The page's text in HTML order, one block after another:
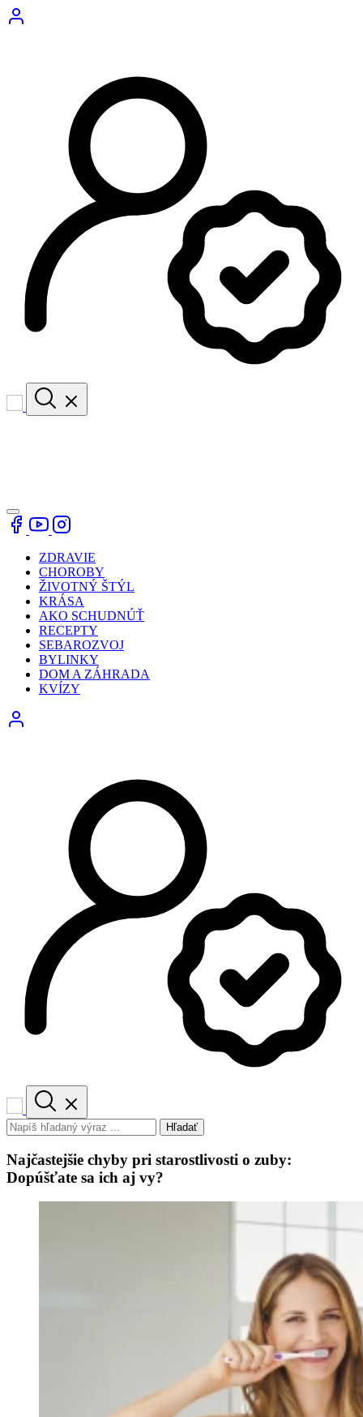
ZDRAVIE
CHOROBY
ŽIVOTNÝ ŠTÝL
KRÁSA
AKO SCHUDNÚŤ
RECEPTY
SEBAROZVOJ
BYLINKY
DOM A ZÁHRADA
KVÍZY
Hľadať
Najčastejšie chyby pri starostlivosti o zuby:
Dopúšťate sa ich aj vy?